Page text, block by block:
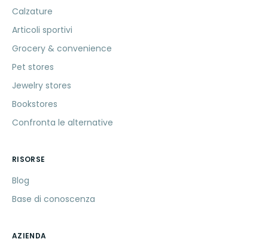
Calzature
Articoli sportivi
Grocery & convenience
Pet stores
Jewelry stores
Bookstores
Confronta le alternative
RISORSE
Blog
Base di conoscenza
AZIENDA